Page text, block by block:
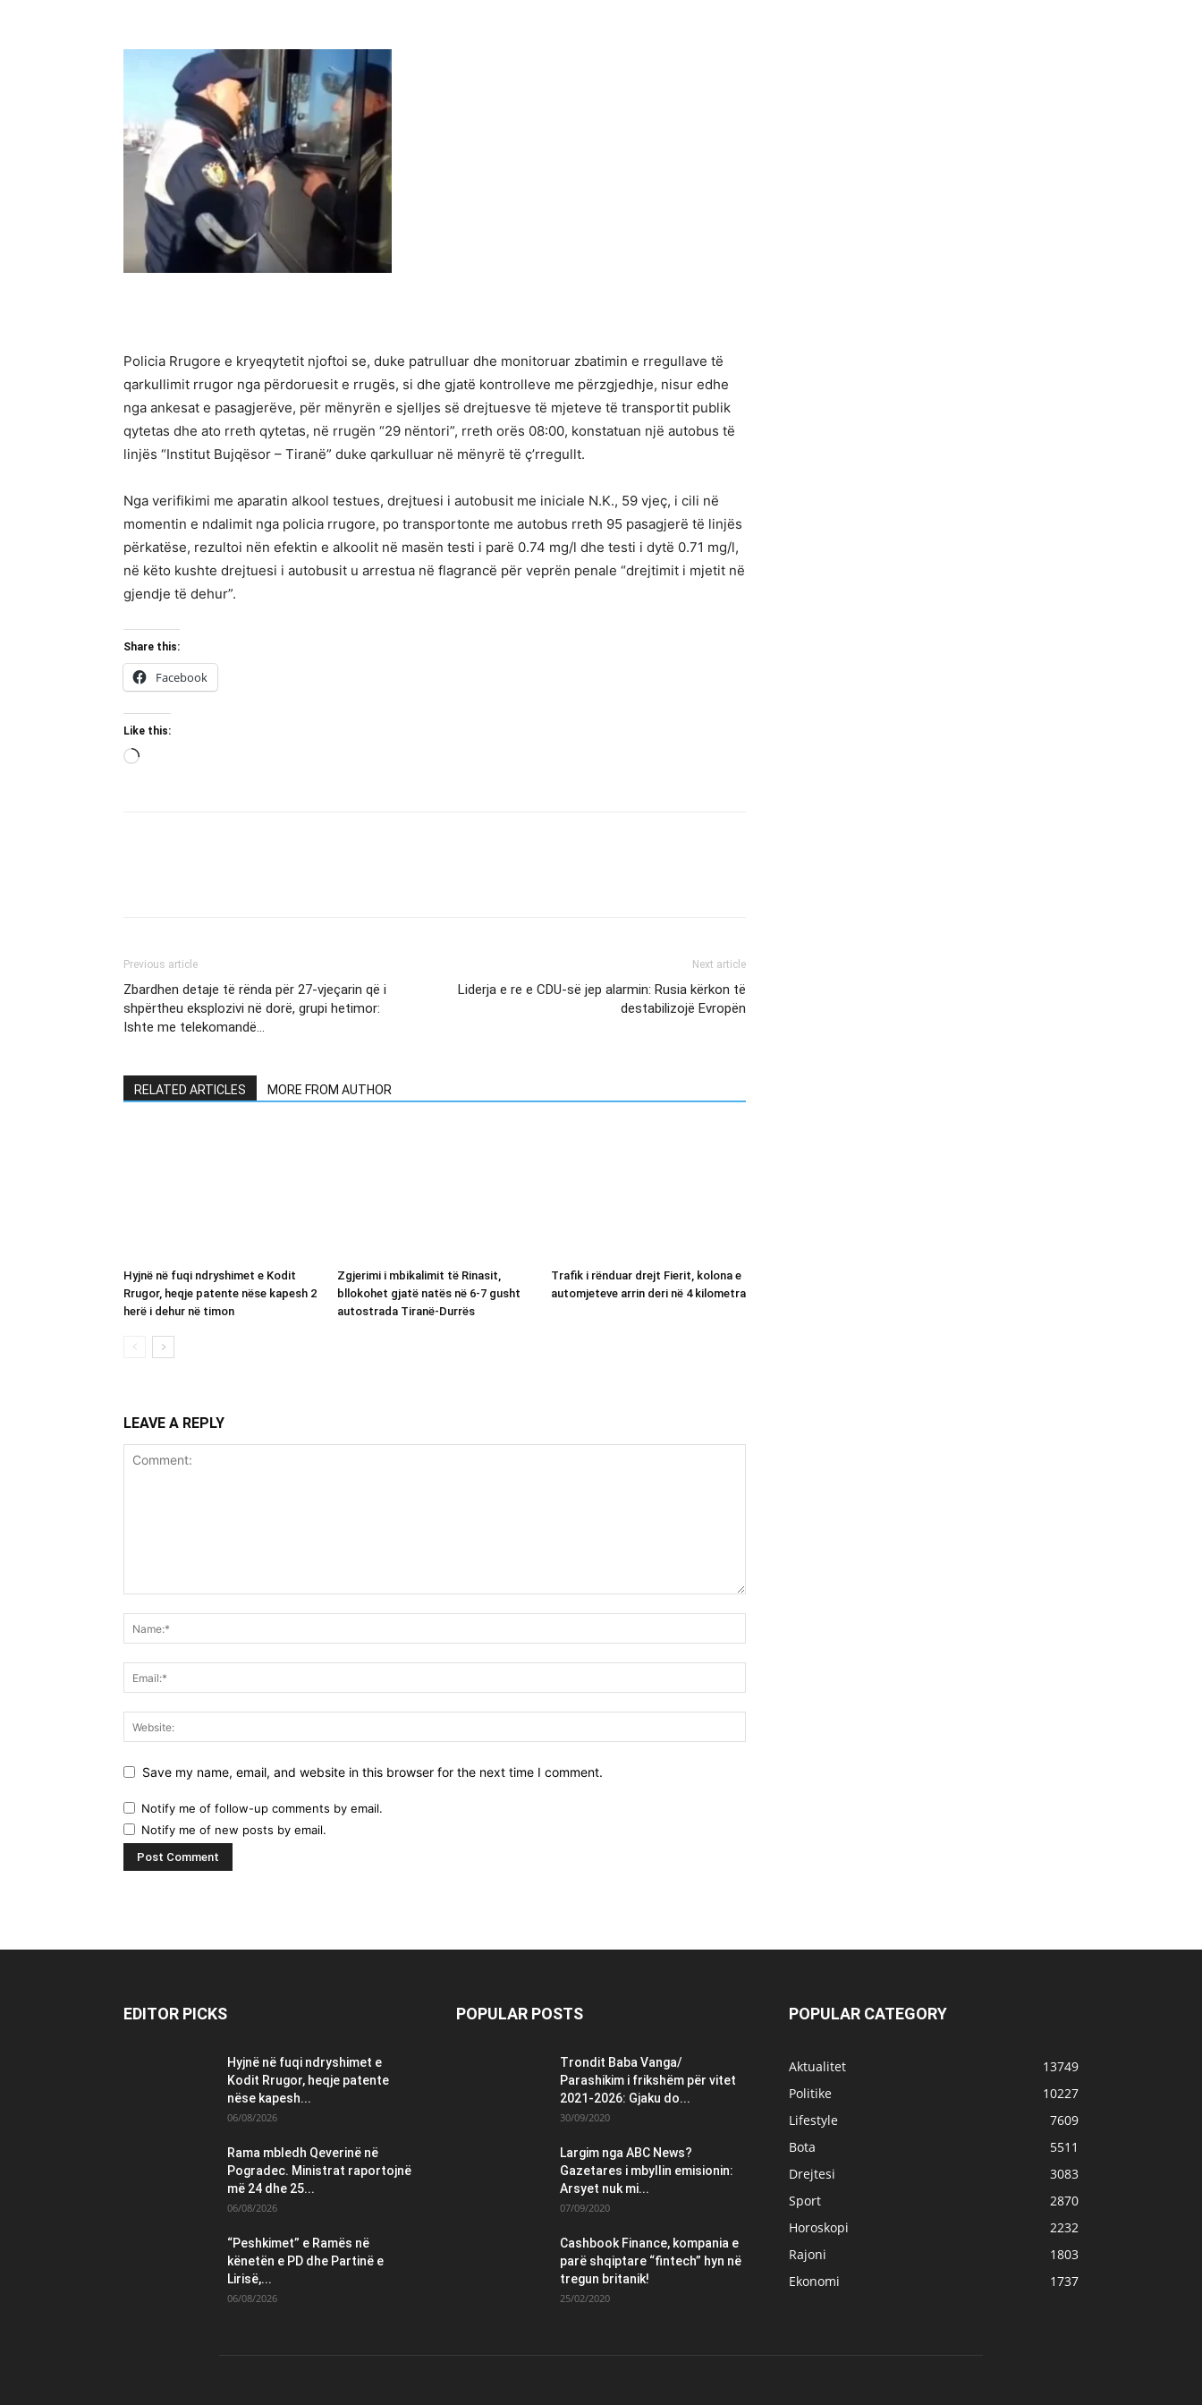
Policia Rrugore e kryeqytetit njoftoi se, duke patrulluar dhe monitoruar zbatimin e rregullave të
qarkullimit rrugor nga përdoruesit e rrugës, si dhe gjatë kontrolleve me përzgjedhje, nisur edhe
nga ankesat e pasagjerëve, për mënyrën e sjelljes së drejtuesve të mjeteve të transportit publik
qytetas dhe ato rreth qytetas, në rrugën “29 nëntori”, rreth orës 08:00, konstatuan një autobus të
linjës “Institut Bujqësor – Tiranë” duke qarkulluar në mënyrë të ç’rregullt.
Nga verifikimi me aparatin alkool testues, drejtuesi i autobusit me iniciale N.K., 59 vjeç, i cili në
momentin e ndalimit nga policia rrugore, po transportonte me autobus rreth 95 pasagjerë të linjës
përkatëse, rezultoi nën efektin e alkoolit në masën testi i parë 0.74 mg/l dhe testi i dytë 0.71 mg/l,
në këto kushte drejtuesi i autobusit u arrestua në flagrancë për veprën penale “drejtimit i mjetit në
gjendje të dehur”.
Share this:
Facebook
Like this:
Previous article
Zbardhen detaje të rënda për 27-vjeçarin që i
shpërtheu eksplozivi në dorë, grupi hetimor:
Ishte me telekomandë…
Next article
Liderja e re e CDU-së jep alarmin: Rusia kërkon të
destabilizojë Evropën
RELATED ARTICLES MORE FROM AUTHOR
Hyjnë në fuqi ndryshimet e Kodit
Rrugor, heqje patente nëse kapesh 2
herë i dehur në timon
Zgjerimi i mbikalimit të Rinasit,
bllokohet gjatë natës në 6-7 gusht
autostrada Tiranë-Durrës
Trafik i rënduar drejt Fierit, kolona e
automjeteve arrin deri në 4 kilometra
LEAVE A REPLY
Save my name, email, and website in this browser for the next time I comment.
Notify me of follow-up comments by email.
Notify me of new posts by email.
EDITOR PICKS
Hyjnë në fuqi ndryshimet e
Kodit Rrugor, heqje patente
nëse kapesh...
06/08/2026
Rama mbledh Qeverinë në
Pogradec. Ministrat raportojnë
më 24 dhe 25...
06/08/2026
“Peshkimet” e Ramës në
kënetën e PD dhe Partinë e
Lirisë,...
06/08/2026
POPULAR POSTS
Trondit Baba Vanga/
Parashikim i frikshëm për vitet
2021-2026: Gjaku do...
30/09/2020
Largim nga ABC News?
Gazetares i mbyllin emisionin:
Arsyet nuk mi...
07/09/2020
Cashbook Finance, kompania e
parë shqiptare “fintech” hyn në
tregun britanik!
25/02/2020
POPULAR CATEGORY
Aktualitet
13749
Politike
10227
Lifestyle
7609
Bota
5511
Drejtesi
3083
Sport
2870
Horoskopi
2232
Rajoni
1803
Ekonomi
1737